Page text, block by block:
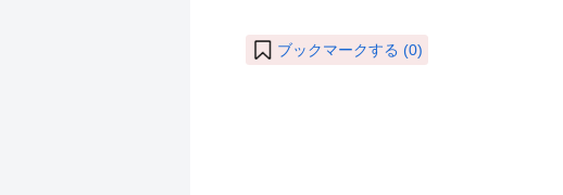
ブックマークする (0)